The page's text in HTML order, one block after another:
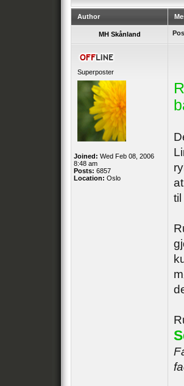
Author
MH Skånland
Superposter
Joined: Wed Feb 08, 2006
8:48 am
Posts: 6857
Location: Oslo